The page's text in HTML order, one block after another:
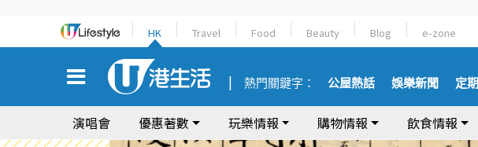
HK Travel Food Beauty Blog e-zone
熱門關鍵字： 公屋熱話 娛樂新聞 定
演唱會 優惠著數 玩樂情報 購物情報 飲食情報